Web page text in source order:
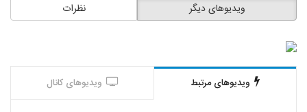
نظرات ویدیوهای دیگر
ویدیوهای مرتبط ویدیوهای کانال